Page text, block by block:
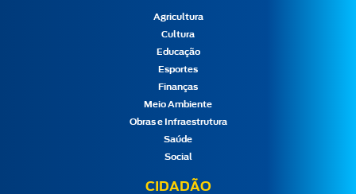
Agricultura
Cultura
Educação
Esportes
Finanças
Meio Ambiente
Obras e Infraestrutura
Saúde
Social
CIDADÃO